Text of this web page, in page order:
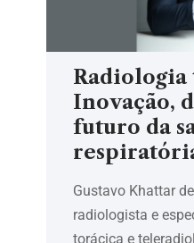
Radiologia
Inovação,
futuro da
Gustavo Khattar
radiologista e
torácica e